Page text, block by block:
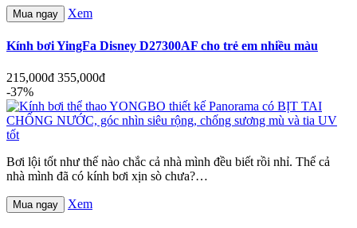
Mua ngay Xem
Kính bơi YingFa Disney D27300AF cho trẻ em nhiều màu
215,000đ 355,000đ
-37%
Bơi lội tốt như thế nào chắc cả nhà mình đều biết rồi nhỉ. Thế cả
nhà mình đã có kính bơi xịn sò chưa?…
Mua ngay Xem